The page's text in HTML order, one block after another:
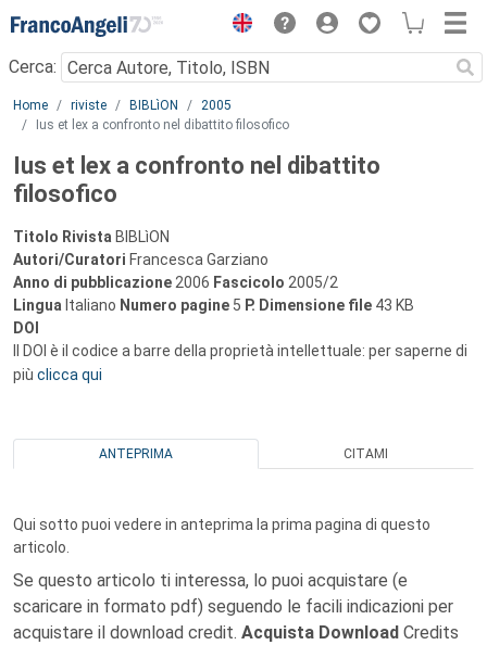
Menu
Cerca:
Main content
Home riviste BIBLìON
2005
Ius et lex a confronto nel dibattito filosofico
Ius et lex a confronto nel dibattito
filosofico
Titolo Rivista BIBLìON
Autori/Curatori Francesca Garziano
Anno di pubblicazione 2006 Fascicolo 2005/2
Lingua Italiano Numero pagine 5 P. Dimensione file 43 KB
DOI
Il DOI è il codice a barre della proprietà intellettuale: per saperne di
più clicca qui
ANTEPRIMA CITAMI
Qui sotto puoi vedere in anteprima la prima pagina di questo
articolo.
Se questo articolo ti interessa, lo puoi acquistare (e
scaricare in formato pdf) seguendo le facili indicazioni per
acquistare il download credit. Acquista Download Credits